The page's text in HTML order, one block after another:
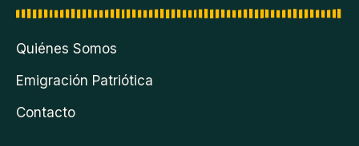
Quiénes Somos
Emigración Patriótica
Contacto